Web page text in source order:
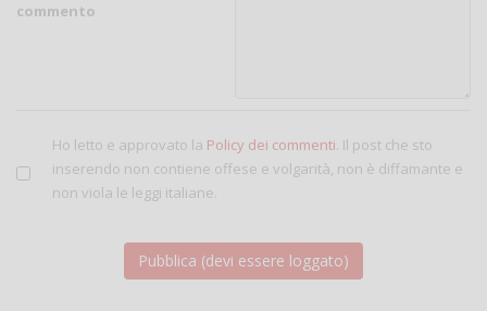
commento
Ho letto e approvato la Policy dei commenti. Il post che sto
inserendo non contiene offese e volgarità, non è diffamante e
non viola le leggi italiane.